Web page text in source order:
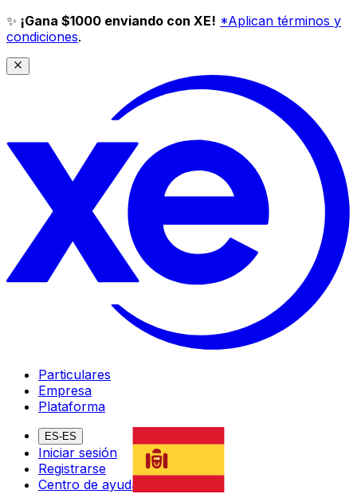
✨ ¡Gana $1000 enviando con XE! *Aplican términos y
condiciones.
Particulares
Empresa
Plataforma
ES-ES
Iniciar sesión
Registrarse
Centro de ayuda